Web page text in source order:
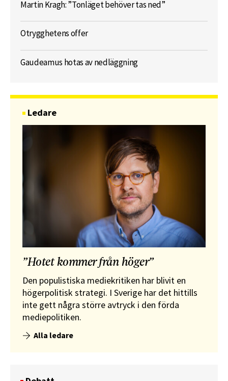
Martin Kragh: ”Tonläget behöver tas ned”
Otrygghetens offer
Gaudeamus hotas av nedläggning
Ledare
”Hotet kommer från höger”
Den populistiska mediekritiken har blivit en
högerpolitisk strategi. I Sverige har det hittills
inte gett några större avtryck i den förda
mediepolitiken.
Alla ledare